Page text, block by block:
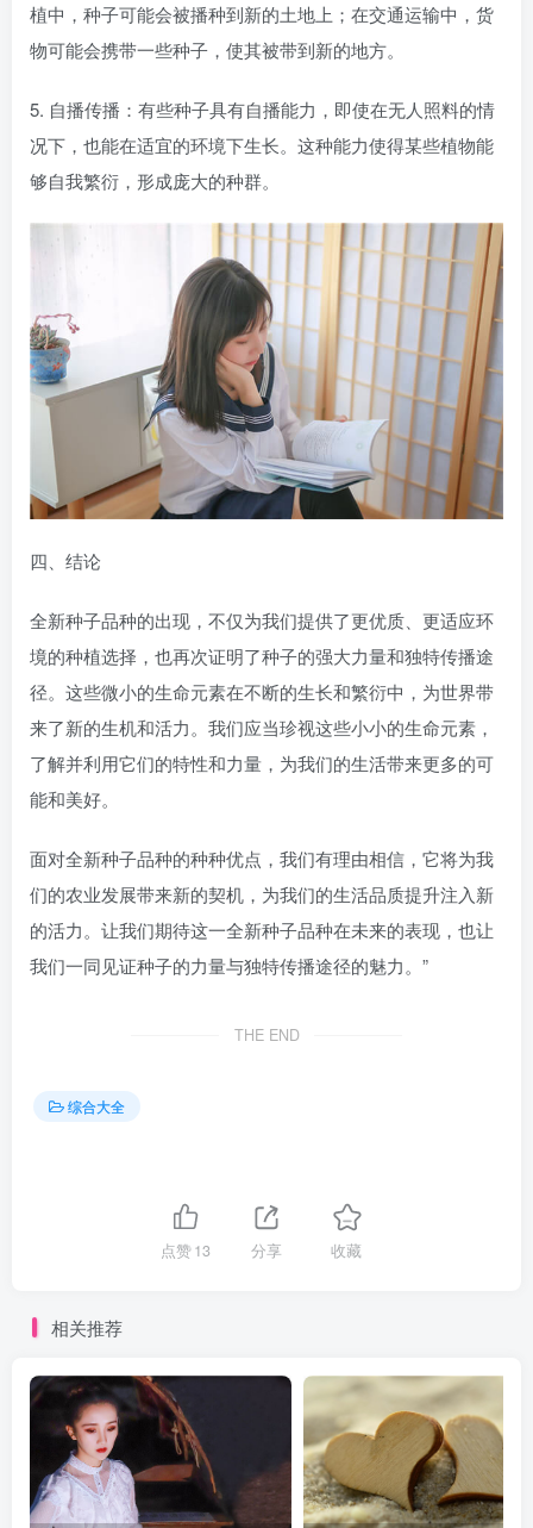
植中，种子可能会被播种到新的土地上；在交通运输中，货
物可能会携带一些种子，使其被带到新的地方。
5. 自播传播：有些种子具有自播能力，即使在无人照料的情
况下，也能在适宜的环境下生长。这种能力使得某些植物能
够自我繁衍，形成庞大的种群。
四、结论
全新种子品种的出现，不仅为我们提供了更优质、更适应环
境的种植选择，也再次证明了种子的强大力量和独特传播途
径。这些微小的生命元素在不断的生长和繁衍中，为世界带
来了新的生机和活力。我们应当珍视这些小小的生命元素，
了解并利用它们的特性和力量，为我们的生活带来更多的可
能和美好。
面对全新种子品种的种种优点，我们有理由相信，它将为我
们的农业发展带来新的契机，为我们的生活品质提升注入新
的活力。让我们期待这一全新种子品种在未来的表现，也让
我们一同见证种子的力量与独特传播途径的魅力。”
THE END
综合大全
点赞13 分享 收藏
相关推荐